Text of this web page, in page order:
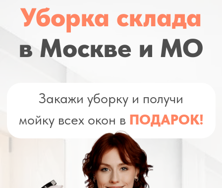
Закажи уборку и получи
мойку всех окон вПОДАРОК!